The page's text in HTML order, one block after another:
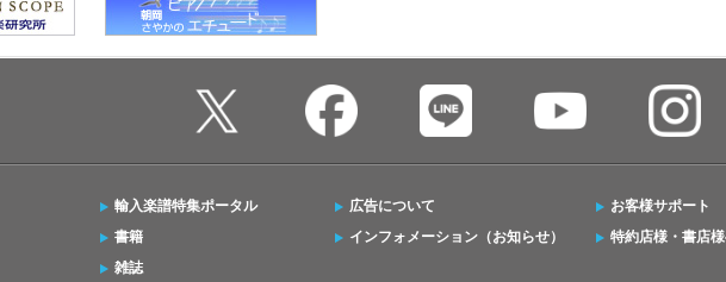
輸入楽譜特集ポータル
書籍
雑誌
広告について
インフォメーション（お知らせ）
お客様サポート
特約店様・書店